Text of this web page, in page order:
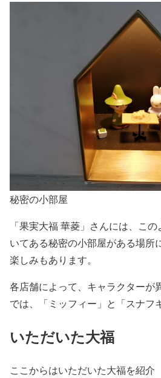
秘密の小部屋
「果実大福 華菱」さんには、こ
いてある秘密の小部屋がある場所
楽しみもあります。
各店舗によって、キャラクターが
では、「ミッフィー」と「スナフ
いただいた大福
ここからはいただいた大福を紹介